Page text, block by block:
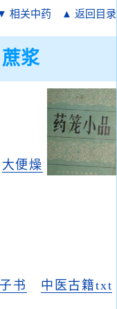
相关中药 ▲ 返回目录
浆
大便燥
书
中医古籍txt